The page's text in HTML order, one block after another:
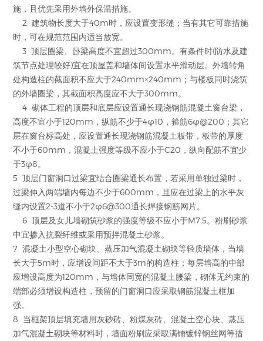
施，且优先采用外墙外保温措施。
2 建筑物长度大于40m时，应设置变形缝；当有其它可靠措施
时，可在规范范围内适当放宽。
3 顶层圈梁、卧梁高度不宜超过300mm。有条件时(防水及建
筑节点处理较好)宜在顶屋盖和墙体间设置水平滑动层。外墙转角
处构造柱的截面积不应大于240mm×240mm；与楼板同时浇筑
的外墙圈梁，其截面积高度应不大于300mm。
4 砌体工程的顶层和底层应设置通长现浇钢筋混凝土窗台梁，
高度不宜小于120mm，纵筋不少于4φ10，箍筋6φ@200；其它
层在窗台标高处，应设置通长现浇钢筋混凝土板带，板带的厚度
不小于60mm，混凝土强度等级不应小于C20，纵向配筋不宜少
于3φ8。
5 顶层门窗洞口过梁宜结合圈梁通长布置，若采用单独过梁时，
过梁伸入两端墙内每边不少于600mm，且应在过梁上的水平灰
缝内设置2-3道不小于2φ6@300通长焊接钢筋网片。
6 顶层及女儿墙砌筑砂浆的强度等级不应小于M7.5。粉刷砂浆
中宜掺入抗裂纤维或采用预拌混凝土砂浆。
7 混凝土小型空心砌块、蒸压加气混凝土砌块等轻质墙体，当墙
长大于5m时，应增设间距不大于3m的构造柱；每层墙高的中部
应增设高度为120mm，与墙体同宽的混凝土腰梁，砌体无约束的
端部必须增设构造柱，预留的门窗洞口应采取钢筋混凝土框加
强。
8 当框架顶层填充墙用灰砂砖、粉煤灰砖、混凝土空心块、蒸压
加气混凝土砌块等材料时，墙面粉刷应采取满铺镀锌钢丝网等措